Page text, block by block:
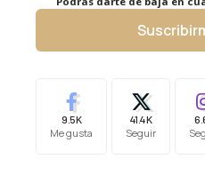
9.5K
Me gusta
41.4K
Seguir